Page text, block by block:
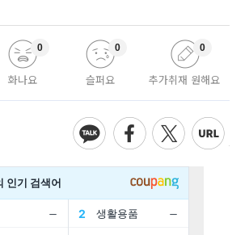
화나요
0
슬퍼요
0
추가취재 원해요
0